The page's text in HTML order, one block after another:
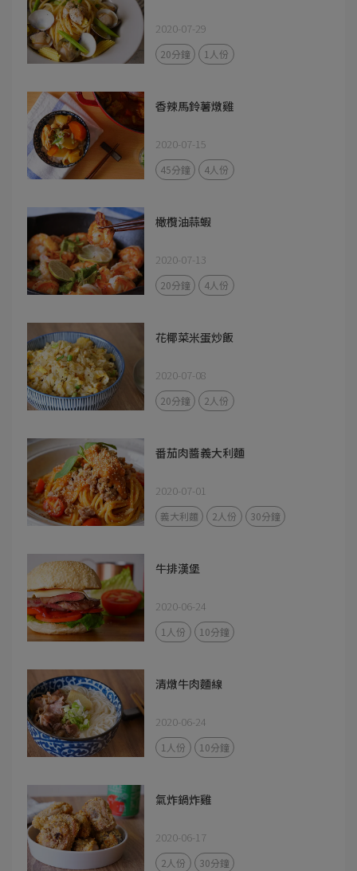
2020-07-29
20分鐘 1人份
香辣馬鈴薯燉雞
2020-07-15
45分鐘 4人份
橄欖油蒜蝦
2020-07-13
20分鐘 4人份
花椰菜米蛋炒飯
2020-07-08
20分鐘 2人份
番茄肉醬義大利麵
2020-07-01
義大利麵 2人份 30分鐘
牛排漢堡
2020-06-24
1人份 10分鐘
清燉牛肉麵線
2020-06-24
1人份 10分鐘
氣炸鍋炸雞
2020-06-17
2人份 30分鐘